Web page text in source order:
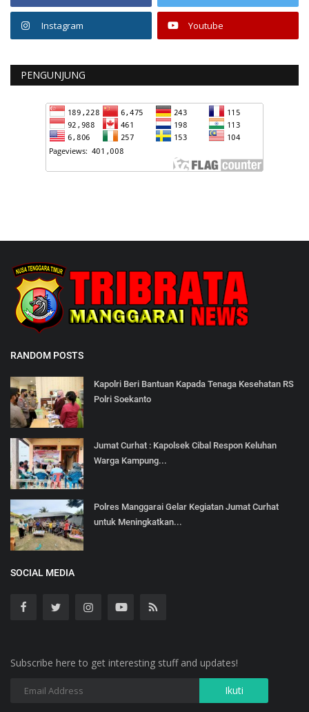
Instagram Youtube
PENGUNJUNG
RANDOM POSTS
Kapolri Beri Bantuan Kapada Tenaga Kesehatan RS
Polri Soekanto
Jumat Curhat : Kapolsek Cibal Respon Keluhan
Warga Kampung...
Polres Manggarai Gelar Kegiatan Jumat Curhat
untuk Meningkatkan...
SOCIAL MEDIA
Subscribe here to get interesting stuff and updates!